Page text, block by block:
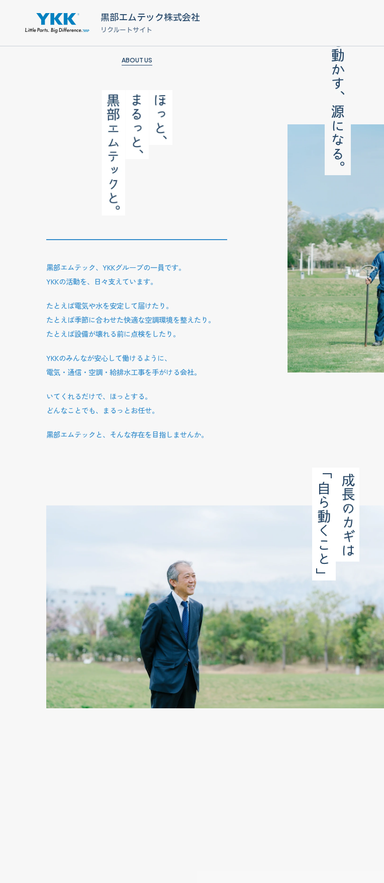
黒部エムテック株式会社
リクルートサイト
ABOUT US
黒部エムテック、YKKグループの一員です。
YKKの活動を、日々支えています。
たとえば電気や水を安定して届けたり。
たとえば季節に合わせた快適な空調環境を整えたり。
たとえば設備が壊れる前に点検をしたり。
YKKのみんなが安心して働けるように、
電気・通信・空調・給排水工事を手がける会社。
いてくれるだけで、ほっとする。
どんなことでも、まるっとお任せ。
黒部エムテックと、そんな存在を目指しませんか。